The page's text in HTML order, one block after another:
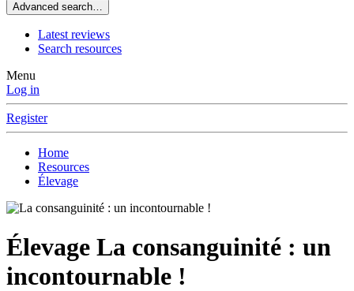
Advanced search…
Latest reviews
Search resources
Menu
Log in
Register
Home
Resources
Élevage
Élevage La consanguinité : un
incontournable !